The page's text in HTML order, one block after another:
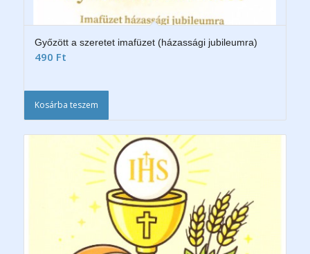
Győzött a szeretet imafüzet (házassági jubileumra)
490 Ft
Kosárba teszem